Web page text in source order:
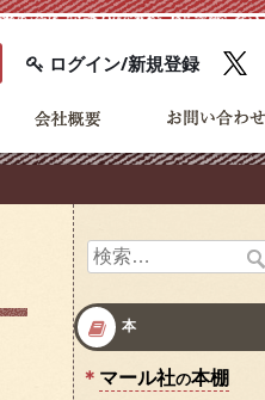
ログイン/新規登録
検
本
マール社の本棚